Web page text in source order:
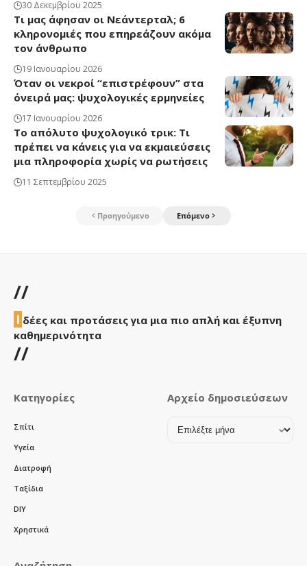
30 Δεκεμβρίου 2025
Τι μας άφησαν οι Νεάντερταλ; 6
κληρονομιές που επηρεάζουν ακόμα
τον άνθρωπο
19 Ιανουαρίου 2026
Όταν οι νεκροί “επιστρέφουν” στα
όνειρά μας: ψυχολογικές ερμηνείες
17 Ιανουαρίου 2026
Το απόλυτο ψυχολογικό τρικ: Τι
πρέπει να κάνεις για να εκμαιεύσεις
μια πληροφορία χωρίς να ρωτήσεις
11 Σεπτεμβρίου 2025
Προηγούμενο Επόμενο
//
Ι δέες και προτάσεις για μια πιο απλή και έξυπνη
καθημερινότητα
//
Κατηγορίες
Σπίτι
Υγεία
Διατροφή
Ταξίδια
DIY
Χρηστικά
Αρχείο δημοσιεύσεων
Αρχείο